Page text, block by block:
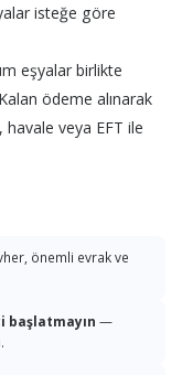
isteğe göre
eşyalar birlikte
ödeme alınarak
veya EFT ile
önemli evrak ve
başlatmayın —